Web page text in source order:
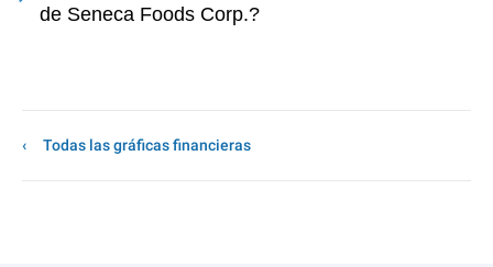
de Seneca Foods Corp.?
Todas las gráficas financieras